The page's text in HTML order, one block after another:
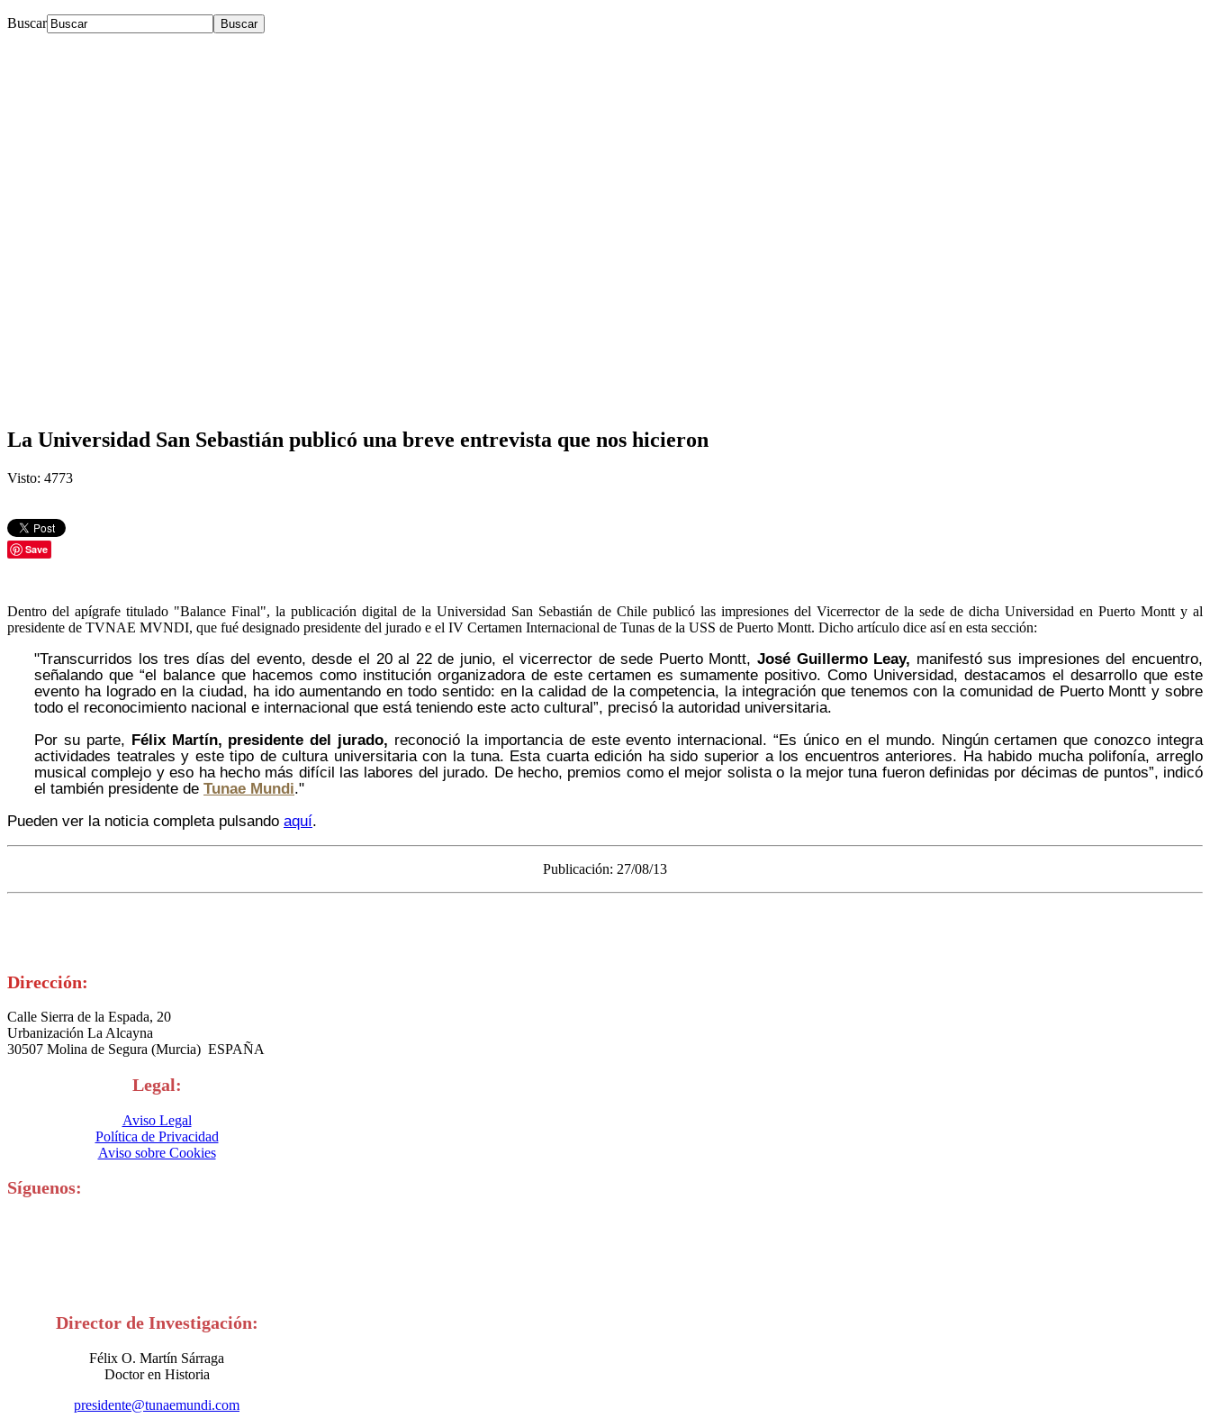
Buscar
La Universidad San Sebastián publicó una breve entrevista que nos hicieron
Visto: 4773
Save
Dentro del apígrafe titulado "Balance Final", la publicación digital de la Universidad San Sebastián de Chile publicó las impresiones del Vicerrector de la sede de dicha Universidad en Puerto Montt y al
presidente de TVNAE MVNDI, que fué designado presidente del jurado e el IV Certamen Internacional de Tunas de la USS de Puerto Montt. Dicho artículo dice así en esta sección:
"Transcurridos los tres días del evento, desde el 20 al 22 de junio, el vicerrector de sede Puerto Montt, José Guillermo Leay, manifestó sus impresiones del encuentro,
señalando que “el balance que hacemos como institución organizadora de este certamen es sumamente positivo. Como Universidad, destacamos el desarrollo que este
evento ha logrado en la ciudad, ha ido aumentando en todo sentido: en la calidad de la competencia, la integración que tenemos con la comunidad de Puerto Montt y sobre
todo el reconocimiento nacional e internacional que está teniendo este acto cultural”, precisó la autoridad universitaria.
Por su parte, Félix Martín, presidente del jurado, reconoció la importancia de este evento internacional. “Es único en el mundo. Ningún certamen que conozco integra
actividades teatrales y este tipo de cultura universitaria con la tuna. Esta cuarta edición ha sido superior a los encuentros anteriores. Ha habido mucha polifonía, arreglo
musical complejo y eso ha hecho más difícil las labores del jurado. De hecho, premios como el mejor solista o la mejor tuna fueron definidas por décimas de puntos”, indicó
el también presidente de Tunae Mundi."
Pueden ver la noticia completa pulsando aquí.
Publicación: 27/08/13
Dirección:
Calle Sierra de la Espada, 20
Urbanización La Alcayna
30507 Molina de Segura (Murcia) ESPAÑA
Legal:
Aviso Legal
Política de Privacidad
Aviso sobre Cookies
Síguenos:
Director de Investigación:
Félix O. Martín Sárraga
Doctor en Historia
presidente@tunaemundi.com